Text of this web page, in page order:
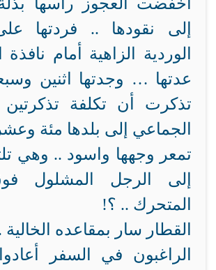
إلى نقودها .. فردتها
الوردية الزاهية أمام
عدتها … وجدتها اثنين
تذكرت أن تكلفة
الجماعي إلى بلدها مئة
تمعر وجهها واسود .. وهي
إلى الرجل المشلول
المتحرك .. ؟!
القطار سار بمقاعده الخالية
الراغبون في السفر